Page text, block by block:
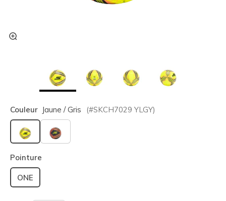
Couleur Jaune / Gris (#SKCH7029 YLGY)
sélectionné
Pointure
ONE